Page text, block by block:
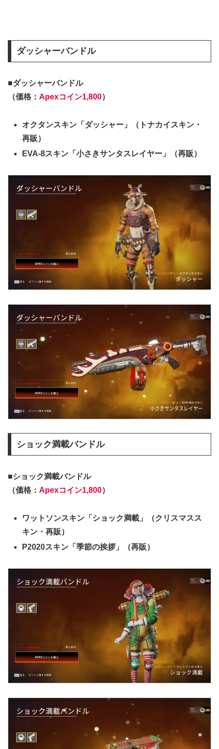
ダッシャーバンドル
■ダッシャーバンドル
（価格： Apexコイン1,800）
オクタンスキン「ダッシャー」（トナカイスキン・
再販）
EVA-8スキン「小さきサンタスレイヤー」（再販）
ショック満載バンドル
■ショック満載バンドル
（価格： Apexコイン1,800）
ワットソンスキン「ショック満載」（クリスマスス
キン・再販）
P2020スキン「季節の挨拶」（再販）